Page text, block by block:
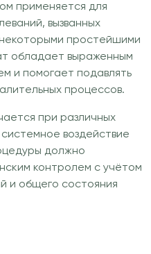
применяется для
вызванных
простейшими
обладает выраженным
и помогает подавлять
процессов.
при различных
воздействие
должно
контролем с учётом
и общего состояния